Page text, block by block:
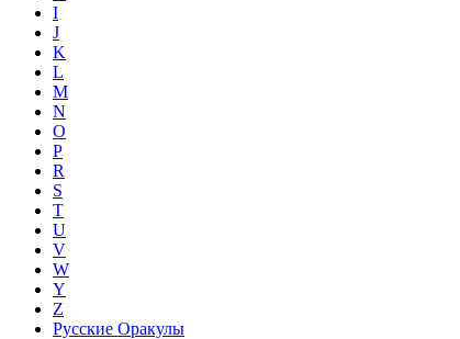
I
J
K
L
M
N
O
P
R
S
T
U
V
W
Y
Z
Русские Оракулы